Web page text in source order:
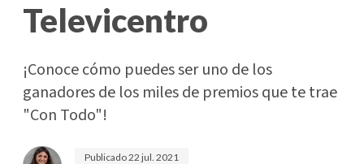
Televicentro
¡Conoce cómo puedes ser uno de los
ganadores de los miles de premios que te trae
"Con Todo"!
Publicado22 jul. 2021